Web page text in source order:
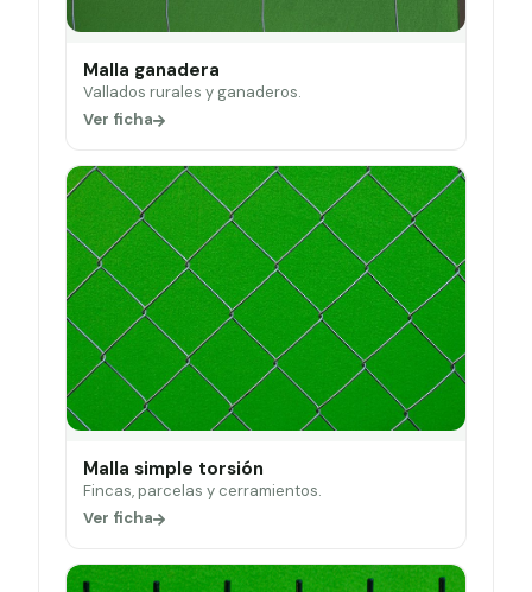
Malla ganadera
Vallados rurales y ganaderos.
Ver ficha
Malla simple torsión
Fincas, parcelas y cerramientos.
Ver ficha